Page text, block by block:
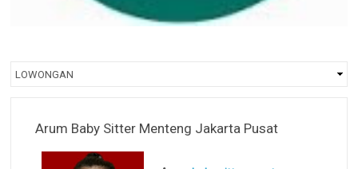
Arum Baby Sitter Menteng Jakarta Pusat